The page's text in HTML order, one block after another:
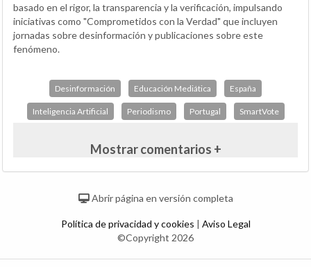
basado en el rigor, la transparencia y la verificación, impulsando
iniciativas como "Comprometidos con la Verdad" que incluyen
jornadas sobre desinformación y publicaciones sobre este
fenómeno.
Desinformación Educación Mediática España
Inteligencia Artificial Periodismo Portugal SmartVote
Mostrar comentarios +
Abrir página en versión completa
Política de privacidad y cookies | Aviso Legal
©Copyright 2026